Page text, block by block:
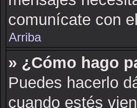
comunícate con
Arriba
» ¿Cómo hago
Puedes hacerlo
cuando estés